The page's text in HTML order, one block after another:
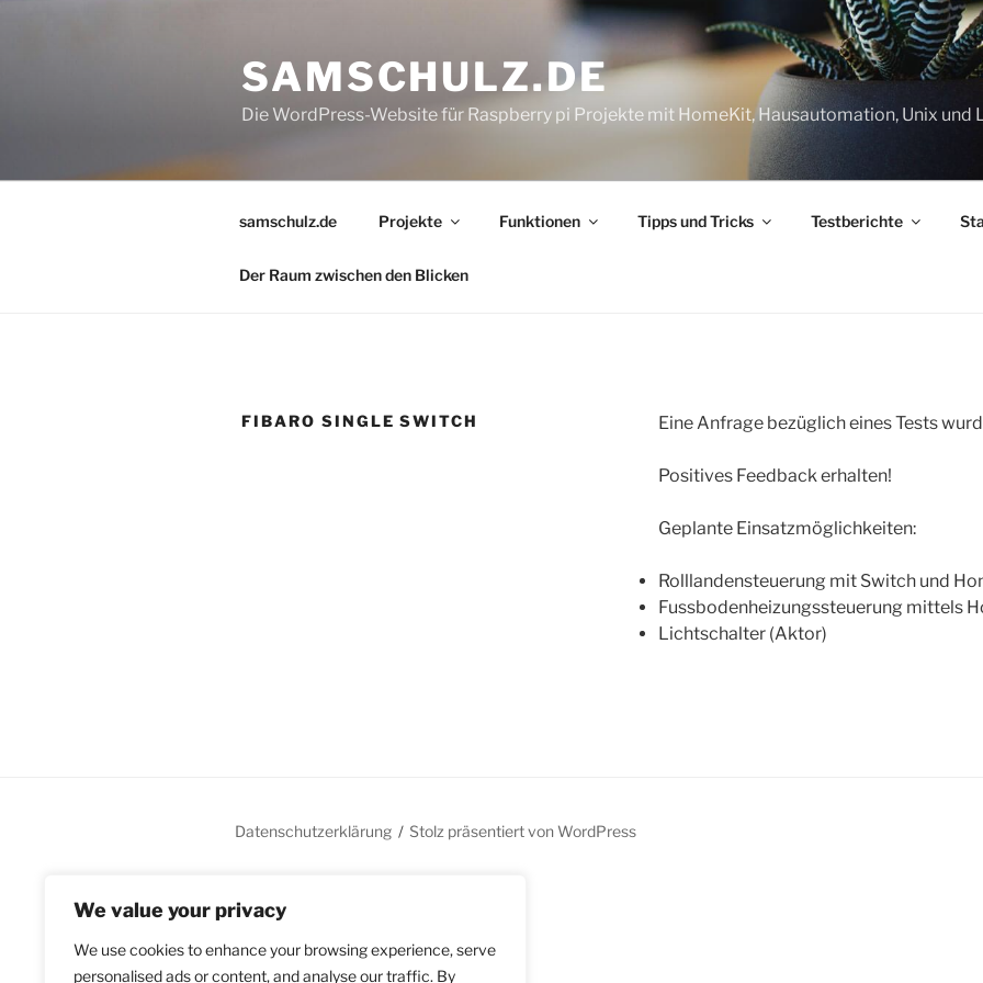
We value your privacy
We use cookies to enhance your browsing experience, serve
personalised ads or content, and analyse our traffic. By
SAMSCHULZ.DE
Die WordPress-Website für Raspberry pi Projekte mit HomeKit, Hausautomation, Unix
samschulz.de Projekte Funktionen Tipps und Tricks Testberichte
Der Raum zwischen den Blicken
FIBARO SINGLE SWITCH Eine Anfrage bezüglich eines Tests
Positives Feedback erhalten!
Geplante Einsatzmöglichkeiten:
Rolllandensteuerung mit Switch und
Fussbodenheizungssteuerung mittels
Lichtschalter (Aktor)
Datenschutzerklärung Stolz präsentiert von WordPress